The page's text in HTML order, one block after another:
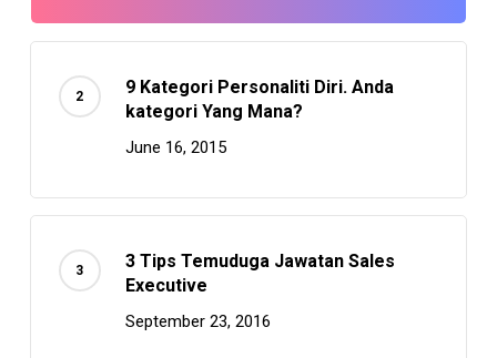
9 Kategori Personaliti Diri. Anda
kategori Yang Mana?
June 16, 2015
3 Tips Temuduga Jawatan Sales
Executive
September 23, 2016